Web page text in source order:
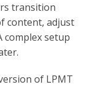
transition
content, adjust
complex setup
of LPMT